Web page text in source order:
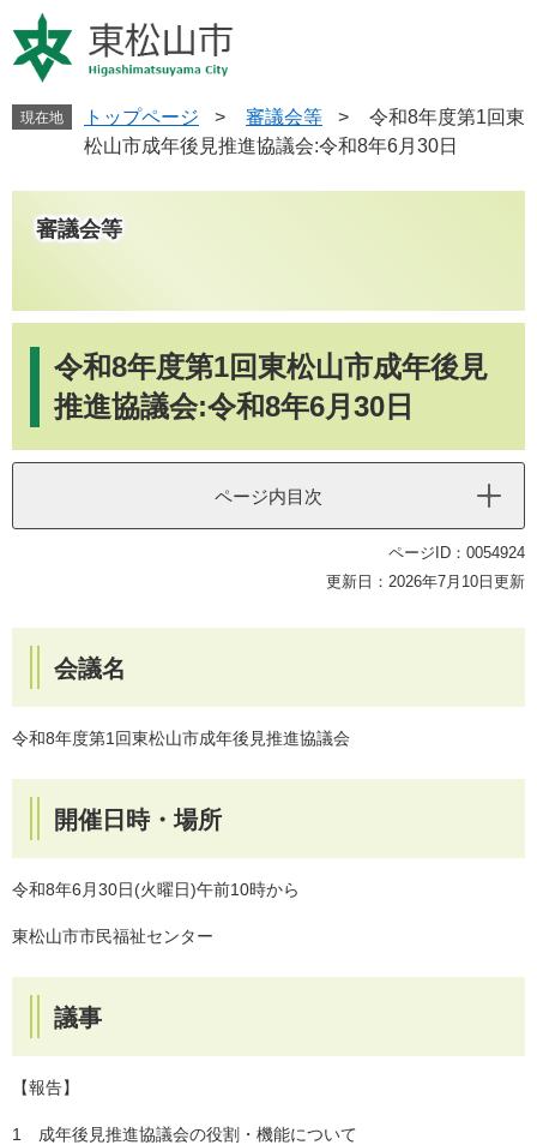
ー
ジ
す
ニ
ュ
し
現在地 トップページ > 審議会等 >
令和8年度第1回東
松山市成年後見推進協議会:令和8年6月30日
審議会等
令和8年度第1回東松山市成年後見
推進協議会:令和8年6月30日
ページ内目次
ページID：0054924
更新日：2026年7月10日更新
会議名
令和8年度第1回東松山市成年後見推進協議会
開催日時・場所
令和8年6月30日(火曜日)午前10時から
東松山市市民福祉センター
議事
【報告】
1 成年後見推進協議会の役割・機能について